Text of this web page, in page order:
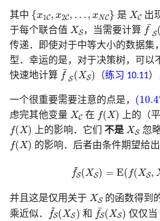
其中 {x1C, x2C, …, xNC}
{x
是XC
XC
出
于每个联合值 XS
XS
，当需要计算 ¯
f S
¯S (
传递．即使对于中等大小的数据集
型．幸运的是，对于决策树，可以
快速地计算 ¯
f S(XS)
¯ XS)
（练习 10.11）
一个很重要需要注意的点是，
虑完其他变量 XC
XC
在 f(X)
(X )
上的（
f(X)
(X )
上的影响．它们不是 XS
XS
忽
f(X)
(X )
的影响．后者由条件期望给出
~
fS(XS) = E( f(XS,
(10.49) S E
并且这是仅用关于 XS
XS
的函数得到
乘近似．
~
fS(XS )
S ~( )
和 ¯
fS(XS)
S ¯( XS )
仅仅当